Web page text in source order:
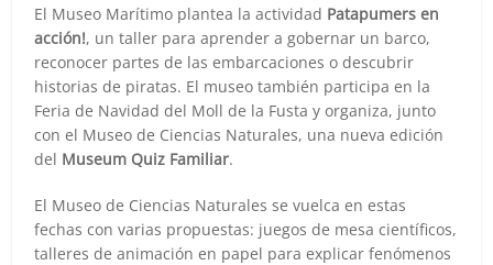
El Museo Marítimo plantea la actividad Patapumers en
acción!, un taller para aprender a gobernar un barco,
reconocer partes de las embarcaciones o descubrir
historias de piratas. El museo también participa en la
Feria de Navidad del Moll de la Fusta y organiza, junto
con el Museo de Ciencias Naturales, una nueva edición
del Museum Quiz Familiar.
El Museo de Ciencias Naturales se vuelca en estas
fechas con varias propuestas: juegos de mesa científicos,
talleres de animación en papel para explicar fenómenos